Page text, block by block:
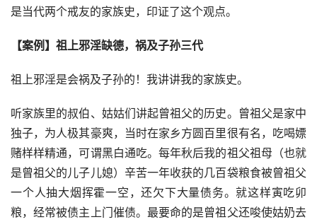
是当代两个戒友的家族史，印证了这个观点。
【案例】 祖上邪淫缺德， 祸及子孙三代
祖上邪淫是会祸及子孙的！我讲讲我的家族史。
听家族里的叔伯、姑姑们讲起曾祖父的历史。曾祖父是家中
独子，为人极其豪爽，当时在家乡方圆百里很有名，吃喝嫖
赌样样精通，可谓黑白通吃。每年秋后我的祖父祖母（也就
是曾祖父的儿子儿媳）辛苦一年收获的几百袋粮食被曾祖父
一个人抽大烟挥霍一空，还欠下大量债务。就这样寅吃卯
粮，经常被债主上门催债。最要命的是曾祖父还唆使姑奶去